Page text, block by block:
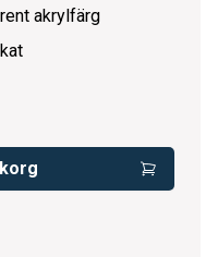
akrylfärg